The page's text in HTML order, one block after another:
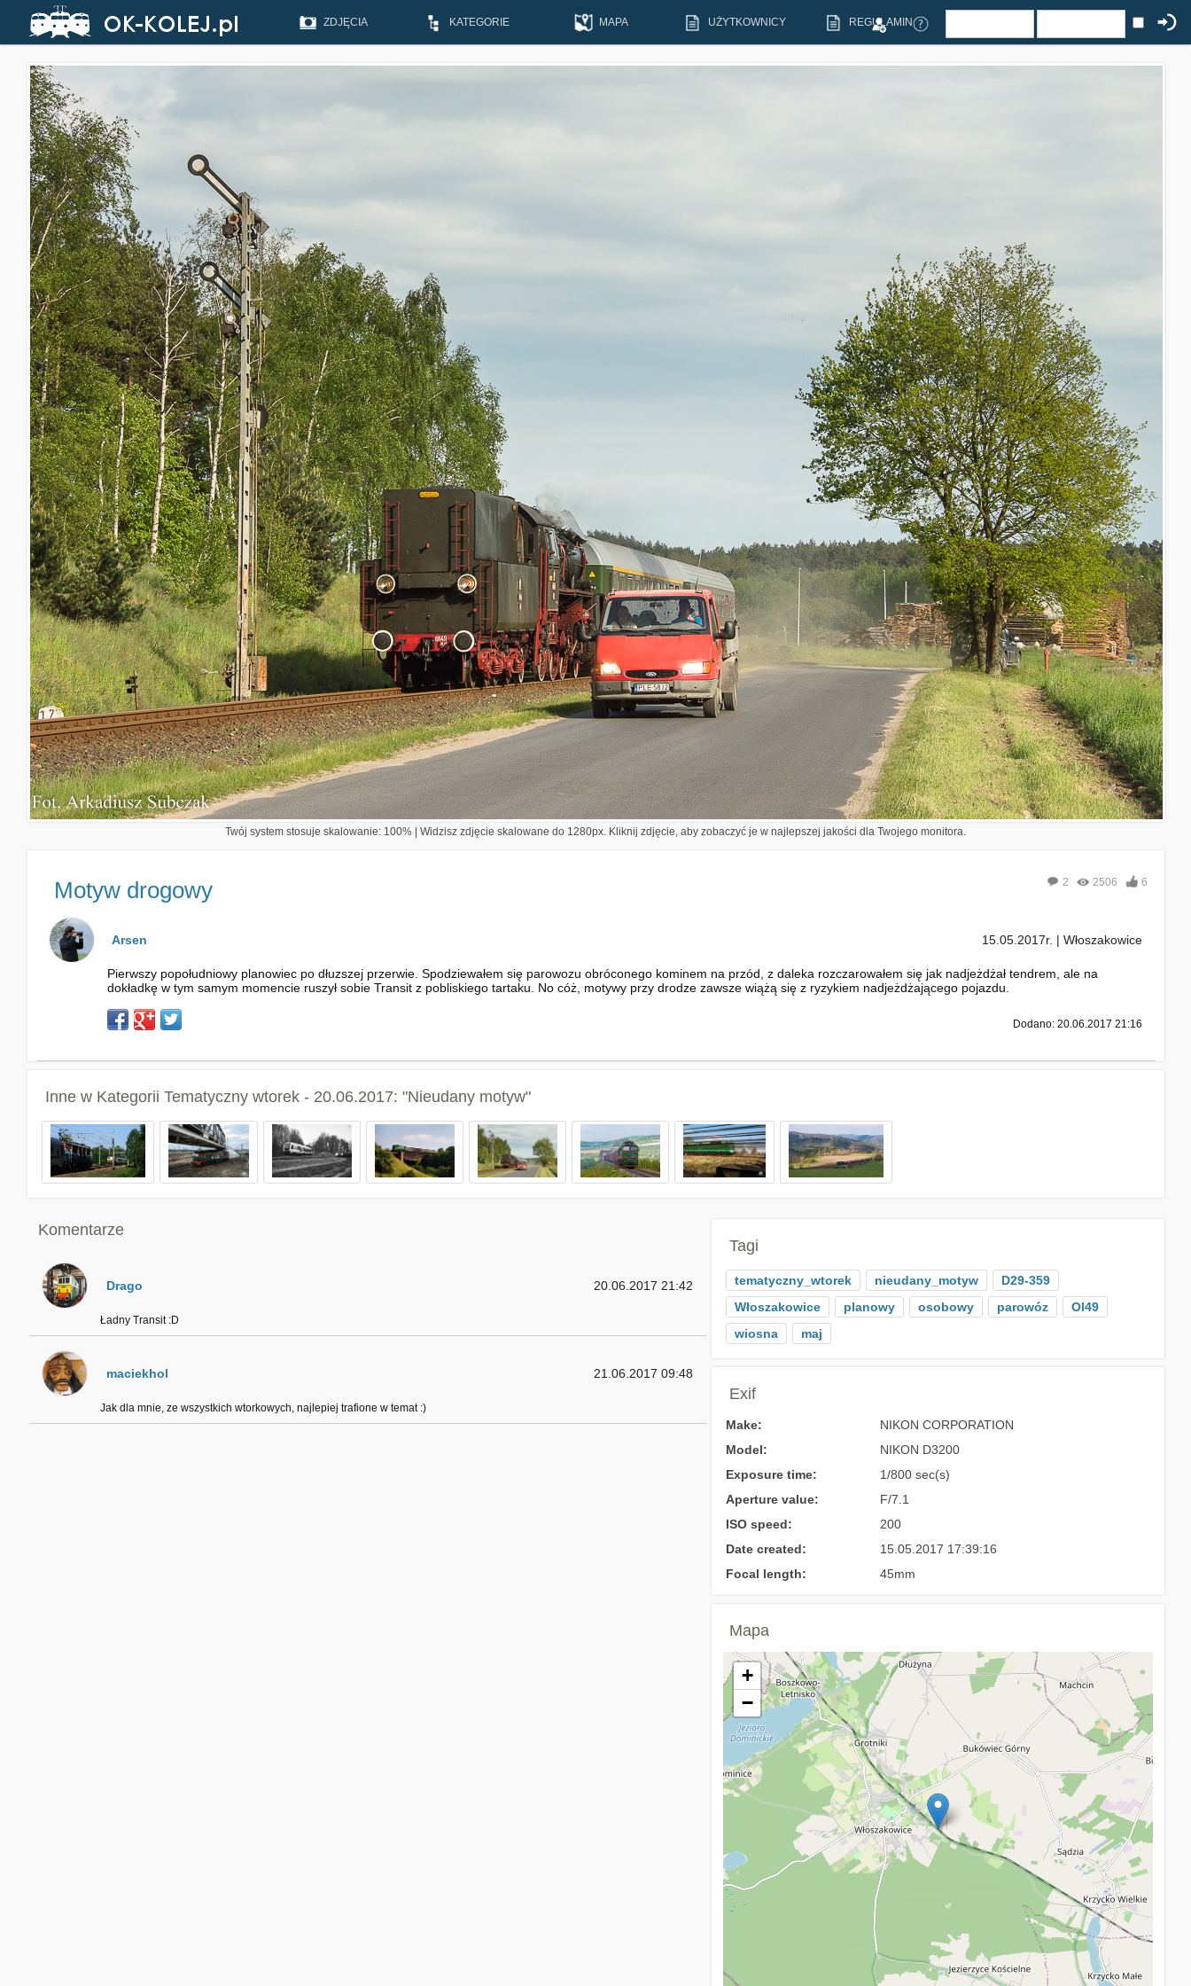
ZDJĘCIA KATEGORIE MAPA UŻYTKOWNICY REGULAMIN
Twój system stosuje skalowanie: 100% | Widzisz zdjęcie skalowane do 1280px. Kliknij zdjęcie, aby zobaczyć je w najlepszej jakości dla Twojego monitora.
Motyw drogowy 2 2506 6
Arsen 15.05.2017r. | Włoszakowice
Pierwszy popołudniowy planowiec po dłuzszej przerwie. Spodziewałem się parowozu obróconego kominem na przód, z daleka rozczarowałem się jak nadjeżdżał tendrem, ale na
dokładkę w tym samym momencie ruszył sobie Transit z pobliskiego tartaku. No cóż, motywy przy drodze zawsze wiążą się z ryzykiem nadjeżdżającego pojazdu.
Dodano: 20.06.2017 21:16
Inne w Kategorii Tematyczny wtorek - 20.06.2017: "Nieudany motyw"
Komentarze
Drago 20.06.2017 21:42
Ładny Transit :D
maciekhol 21.06.2017 09:48
Jak dla mnie, ze wszystkich wtorkowych, najlepiej trafione w temat :)
Tagi
tematyczny_wtorek nieudany_motyw
D29-359
Włoszakowice
planowy osobowy parowóz
Ol49
wiosna
maj
Exif
Make:
NIKON CORPORATION
Model:
NIKON D3200
Exposure time:
1/800 sec(s)
Aperture value:
F/7.1
ISO speed:
200
Date created:
15.05.2017 17:39:16
Focal length:
45mm
Mapa
+
−